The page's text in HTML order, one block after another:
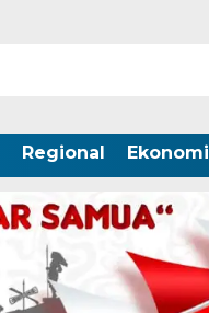
Regional Ekonomi